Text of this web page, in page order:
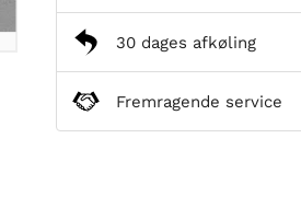
30 dages afkøling
Fremragende service